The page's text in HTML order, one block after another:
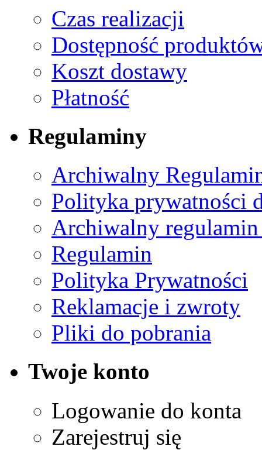
Czas realizacji
Dostępność
Koszt dostawy
Płatność
Regulaminy
Archiwalny
Polityka prywatności
Archiwalny
Regulamin
Polityka Prywatności
Reklamacje i zwroty
Pliki do pobrania
Twoje konto
Logowanie do konta
Zarejestruj się